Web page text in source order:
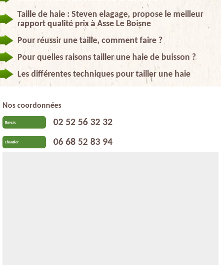
Taille de haie : Steven elagage, propose le meilleur
rapport qualité prix à Asse Le Boisne
Pour réussir une taille, comment faire ?
Pour quelles raisons tailler une haie de buisson ?
Les différentes techniques pour tailler une haie
Nos coordonnées
Bureau 02 52 56 32 32
Chantier 06 68 52 83 94